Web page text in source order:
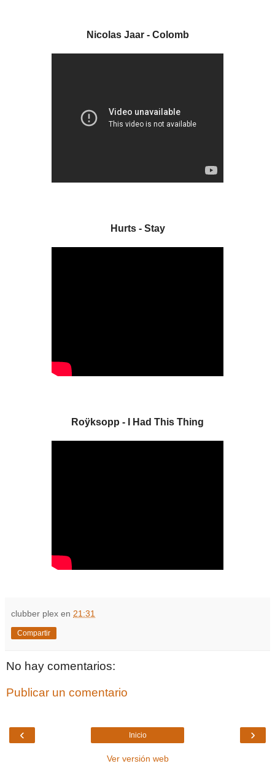
Nicolas Jaar - Colomb
Hurts - Stay
Roÿksopp - I Had This Thing
clubber plex en 21:31
Compartir
No hay comentarios:
Publicar un comentario
‹ ›
Inicio
Ver versión web